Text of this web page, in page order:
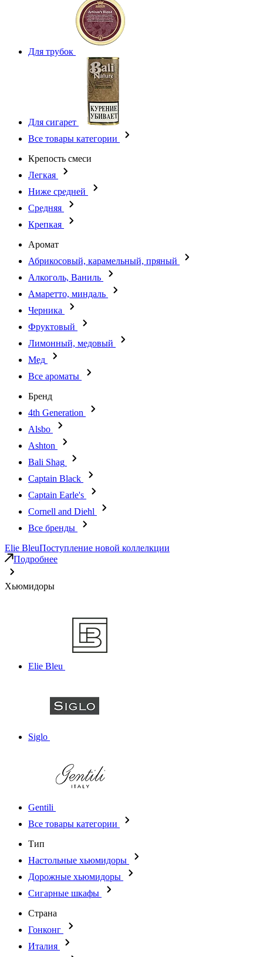
Для трубок
Для сигарет
Все товары категории
Крепость смеси
Легкая
Ниже средней
Средняя
Крепкая
Аромат
Абрикосовый, карамельный, пряный
Алкоголь, Ваниль
Амаретто, миндаль
Черника
Фруктовый
Лимонный, медовый
Мед
Все ароматы
Бренд
4th Generation
Alsbo
Ashton
Bali Shag
Captain Black
Captain Earle's
Cornell and Diehl
Все бренды
Elie BleuПоступление новой коллелкции
Подробнее
Хьюмидоры
Elie Bleu
Siglo
Gentili
Все товары категории
Тип
Настольные хьюмидоры
Дорожные хьюмидоры
Сигарные шкафы
Страна
Гонконг
Италия